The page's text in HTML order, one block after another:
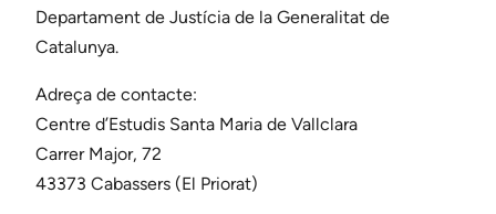
Departament de Justícia de la Generalitat de
Catalunya.
Adreça de contacte:
Centre d’Estudis Santa Maria de Vallclara
Carrer Major, 72
43373 Cabassers (El Priorat)